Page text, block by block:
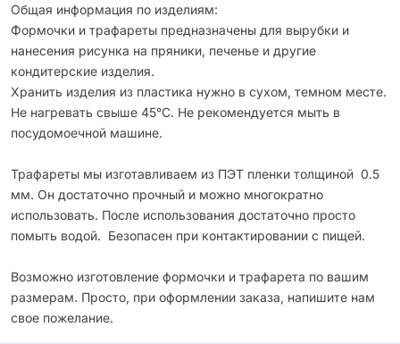
Общая информация по изделиям:
Формочки и трафареты предназначены для вырубки и
нанесения рисунка на пряники, печенье и другие
кондитерские изделия.
Хранить изделия из пластика нужно в сухом, темном месте.
Не нагревать свыше 45°С. Не рекомендуется мыть в
посудомоечной машине.
Трафареты мы изготавливаем из ПЭТ пленки толщиной 0.5
мм. Он достаточно прочный и можно многократно
использовать. После использования достаточно просто
помыть водой. Безопасен при контактировании с пищей.
Возможно изготовление формочки и трафарета по вашим
размерам. Просто, при оформлении заказа, напишите нам
свое пожелание.